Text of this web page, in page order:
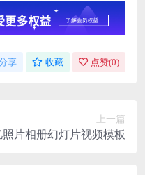
享 收藏 点赞(0)
上一篇
片相册幻灯片视频模板